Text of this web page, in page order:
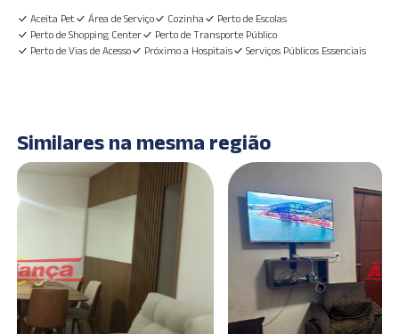
Aceita Pet Área de Serviço Cozinha
Perto de Escolas
Perto de Shopping Center
Perto de Transporte Público
Perto de Vias de Acesso
Próximo a Hospitais Serviços Públicos Essenciais
Similares na mesma região